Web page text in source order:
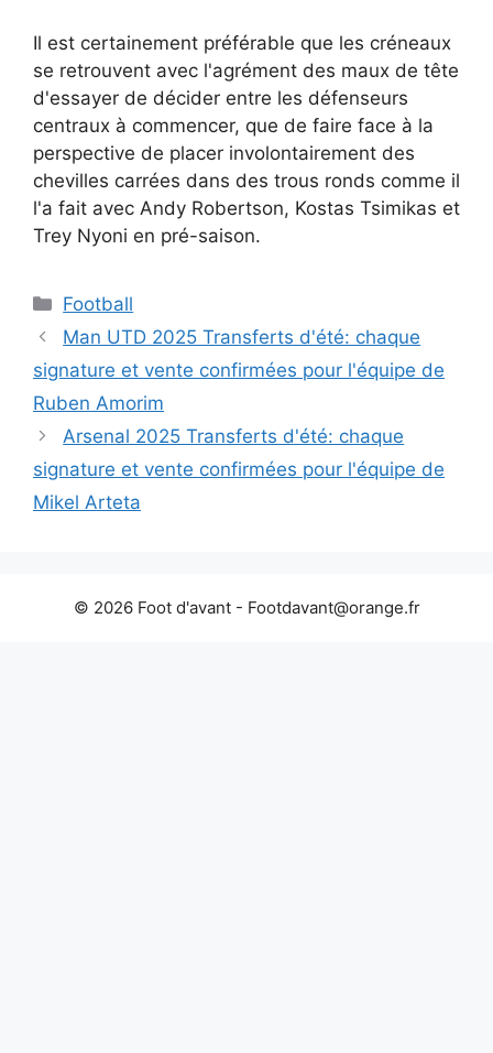
Il est certainement préférable que les créneaux
se retrouvent avec l'agrément des maux de tête
d'essayer de décider entre les défenseurs
centraux à commencer, que de faire face à la
perspective de placer involontairement des
chevilles carrées dans des trous ronds comme il
l'a fait avec Andy Robertson, Kostas Tsimikas et
Trey Nyoni en pré-saison.
Catégories
Football
Man UTD 2025 Transferts d'été: chaque
signature et vente confirmées pour l'équipe de
Ruben Amorim
Arsenal 2025 Transferts d'été: chaque
signature et vente confirmées pour l'équipe de
Mikel Arteta
© 2026 Foot d'avant - Footdavant@orange.fr